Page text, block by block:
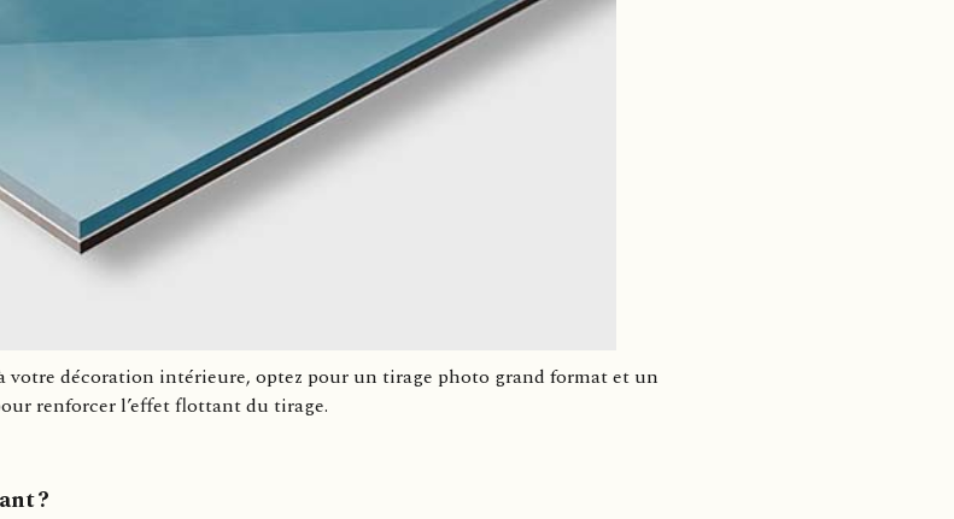
décoration intérieure, optez pour un tirage photo grand format et un
renforcer l’effet flottant du tirage.
?